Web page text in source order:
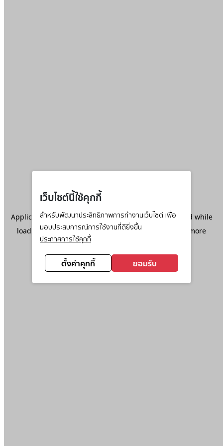
เว็บไซต์นี้ใช้คุกกี้
สำหรับพัฒนาประสิทธิภาพการทำงานเว็บไซต์ เพื่อ
มอบประสบการณ์การใช้งานที่ดียิ่งขึ้น
ประกาศการใช้คุกกี้
ตั้งค่าคุกกี้ ยอมรับ
Application error: aclient-side exception has occurred while
loadingwww.ktc.co.th(see the browser console
for more
information).